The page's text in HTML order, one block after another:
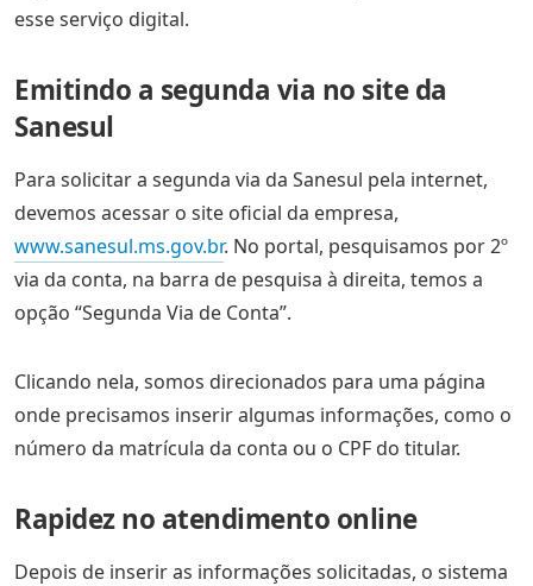
esse serviço digital.
Emitindo a segunda via no site da
Sanesul
Para solicitar a segunda via da Sanesul pela internet,
devemos acessar o site oficial da empresa,
www.sanesul.ms.gov.br. No portal, pesquisamos por 2º
via da conta, na barra de pesquisa à direita, temos a
opção “Segunda Via de Conta”.
Clicando nela, somos direcionados para uma página
onde precisamos inserir algumas informações, como o
número da matrícula da conta ou o CPF do titular.
Rapidez no atendimento online
Depois de inserir as informações solicitadas, o sistema